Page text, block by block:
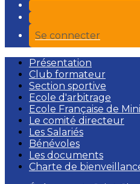
Se connecter
Présentation
Club formateur
Section sportive
Ecole d'arbitrage
Ecole Française de
Le comité directeur
Les Salariés
Bénévoles
Les documents
Charte de